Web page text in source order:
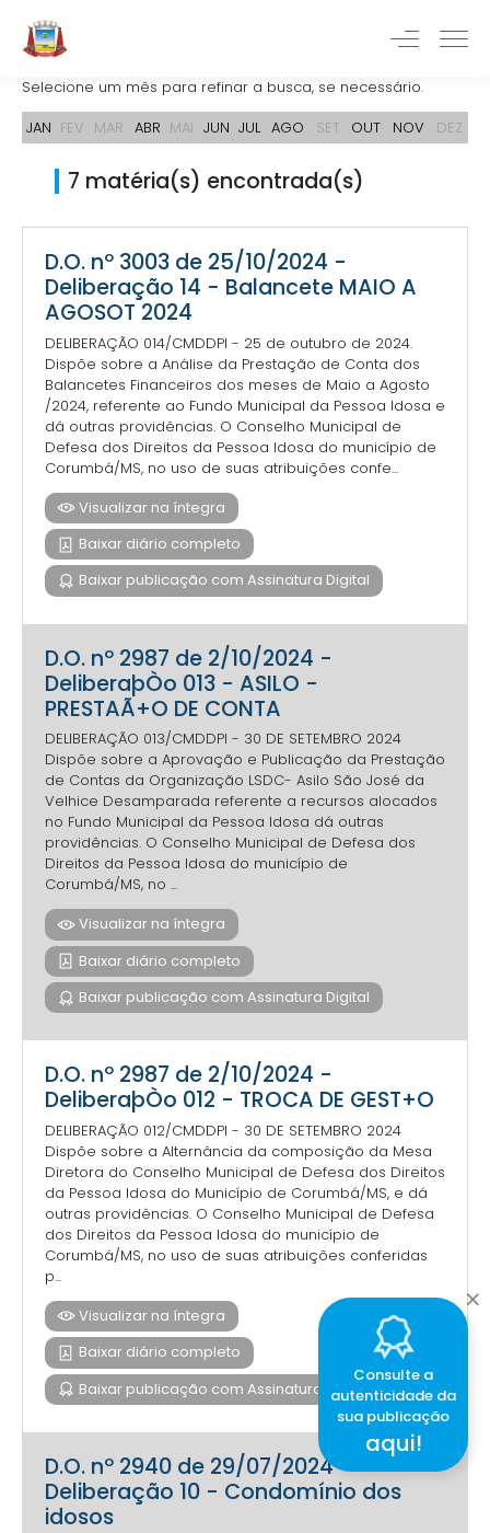
Selecione um mês para refinar a busca, se necessário.
JAN FEV MAR ABR MAI JUN JUL AGO SET OUT NOV DEZ
7 matéria(s) encontrada(s)
D.O. nº 3003 de 25/10/2024 -
Deliberação 14 - Balancete MAIO A
AGOSOT 2024
DELIBERAÇÃO 014/CMDDPI - 25 de outubro de 2024.
Dispõe sobre a Análise da Prestação de Conta dos
Balancetes Financeiros dos meses de Maio a Agosto
/2024, referente ao Fundo Municipal da Pessoa Idosa e
dá outras providências. O Conselho Municipal de
Defesa dos Direitos da Pessoa Idosa do município de
Corumbá/MS, no uso de suas atribuições confe...
Visualizar na íntegra
Baixar diário completo
Baixar publicação com Assinatura Digital
D.O. nº 2987 de 2/10/2024 -
DeliberaþÒo 013 - ASILO -
PRESTAÃ+O DE CONTA
DELIBERAÇÃO 013/CMDDPI - 30 DE SETEMBRO 2024
Dispõe sobre a Aprovação e Publicação da Prestação
de Contas da Organização LSDC- Asilo São José da
Velhice Desamparada referente a recursos alocados
no Fundo Municipal da Pessoa Idosa dá outras
providências. O Conselho Municipal de Defesa dos
Direitos da Pessoa Idosa do município de
Corumbá/MS, no ...
Visualizar na íntegra
Baixar diário completo
Baixar publicação com Assinatura Digital
D.O. nº 2987 de 2/10/2024 -
DeliberaþÒo 012 - TROCA DE GEST+O
DELIBERAÇÃO 012/CMDDPI - 30 DE SETEMBRO 2024
Dispõe sobre a Alternância da composição da Mesa
Diretora do Conselho Municipal de Defesa dos Direitos
da Pessoa Idosa do Município de Corumbá/MS, e dá
outras providências. O Conselho Municipal de Defesa
dos Direitos da Pessoa Idosa do município de
Corumbá/MS, no uso de suas atribuições conferidas
p...
Visualizar na íntegra
Baixar diário completo
Baixar publicação com Assinatura Digital
D.O. nº 2940 de 29/07/2024 -
Deliberação 10 - Condomínio dos
idosos
Consulte a
autenticidade da
sua publicação
aqui!